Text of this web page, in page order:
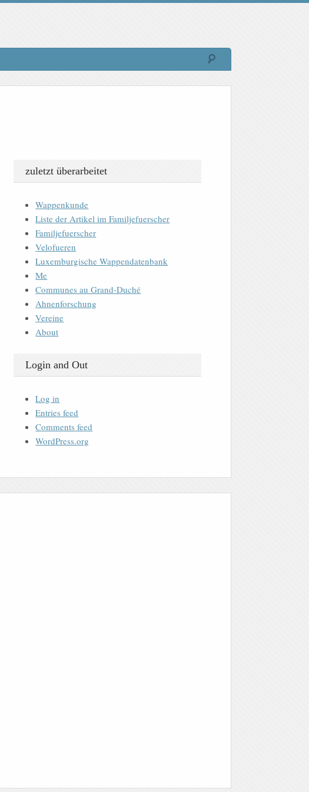
zuletzt überarbeitet
Wappenkunde
Liste der Artikel im Familjefuerscher
Familjefuerscher
Velofueren
Luxemburgische Wappendatenbank
Me
Communes au Grand-Duché
Ahnenforschung
Vereine
About
Login and Out
Log in
Entries feed
Comments feed
WordPress.org